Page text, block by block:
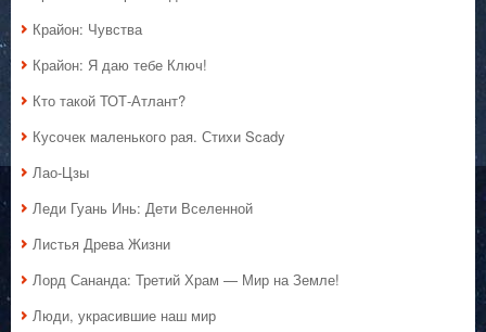
Крайон: Чувства
Крайон: Я даю тебе Ключ!
Кто такой ТОТ-Атлант?
Кусочек маленького рая. Стихи Scady
Лао-Цзы
Леди Гуань Инь: Дети Вселенной
Листья Древа Жизни
Лорд Сананда: Третий Храм — Мир на Земле!
Люди, украсившие наш мир